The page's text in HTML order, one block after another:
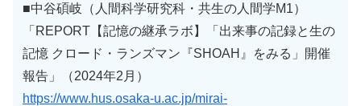
■中谷碩岐（人間科学研究科・共生の人間学M1）
「REPORT【記憶の継承ラボ】「出来事の記録と生の
記憶 クロード・ランズマン『SHOAH』をみる」開催
報告」（2024年2月）
https://www.hus.osaka-u.ac.jp/mirai-